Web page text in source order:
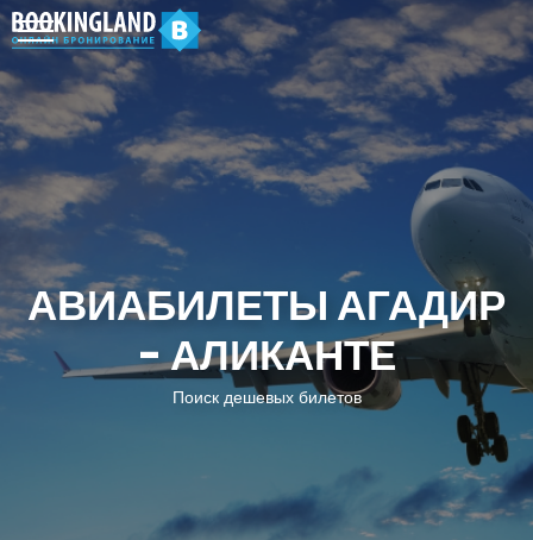
АВИАБИЛЕТЫ АГАДИР
- АЛИКАНТЕ
Поиск дешевых билетов